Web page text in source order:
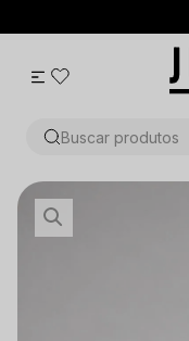
Buscar produtos